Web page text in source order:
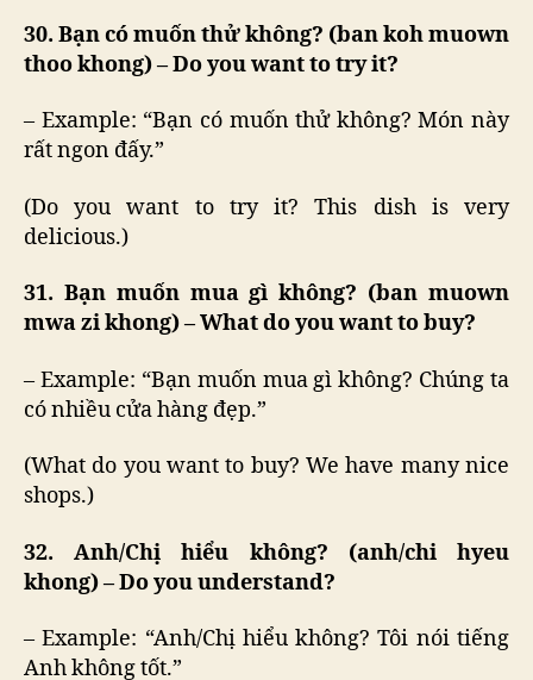
30. Bạn có muốn thử không? (ban koh muown
thoo khong) – Do you want to try it?
– Example: “Bạn có muốn thử không? Món này
rất ngon đấy.”
(Do you want to try it? This dish is very
delicious.)
31. Bạn muốn mua gì không? (ban muown
mwa zi khong) – What do you want to buy?
– Example: “Bạn muốn mua gì không? Chúng ta
có nhiều cửa hàng đẹp.”
(What do you want to buy? We have many nice
shops.)
32. Anh/Chị hiểu không? (anh/chi hyeu
khong) – Do you understand?
– Example: “Anh/Chị hiểu không? Tôi nói tiếng
Anh không tốt.”